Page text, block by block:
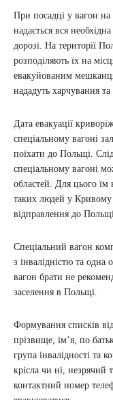
При посадці у вагон на
надається вся
дорозі. На території
розподіляють їх на
евакуйованим
нададуть харчування
Дата евакуації
спеціальному вагоні
поїхати до Польщі.
спеціальному вагоні
областей. Для цього їм
таких людей у ​​Кривому
відправлення до
Спеціальний вагон
з інвалідністю та
вагон брати не
заселення в Польщі.
Формування списків
прізвище, ім’я, по
група інвалідності та
крісла чи ні, незрячий
контактний номер